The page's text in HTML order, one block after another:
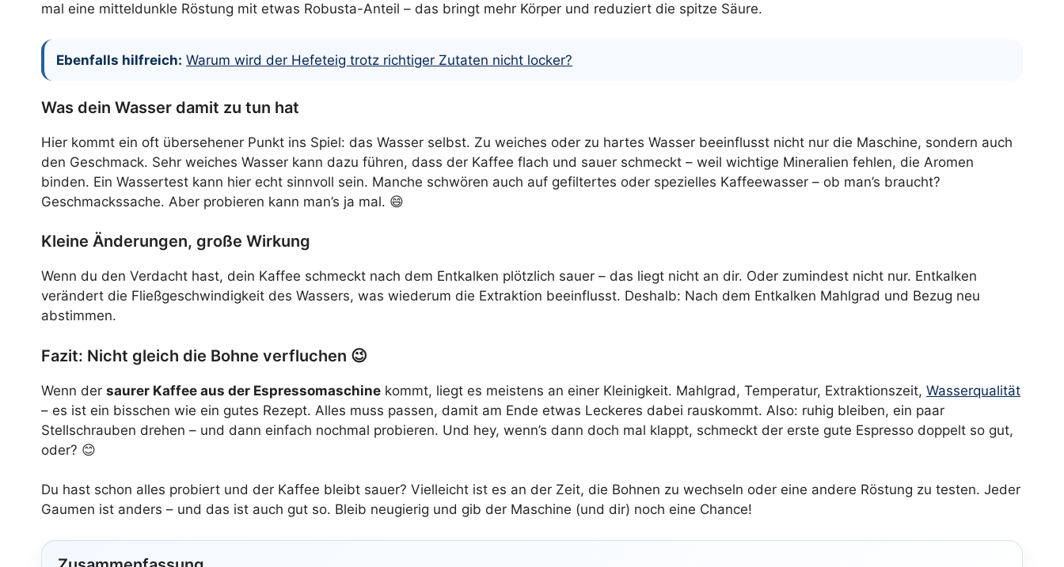
mal eine mitteldunkle Röstung mit etwas Robusta-Anteil – das bringt mehr Körper und reduziert die spitze Säure.
Ebenfalls hilfreich: Warum wird der Hefeteig trotz richtiger Zutaten nicht locker?
Was dein Wasser damit zu tun hat
Hier kommt ein oft übersehener Punkt ins Spiel: das Wasser selbst. Zu weiches oder zu hartes Wasser beeinflusst nicht nur die Maschine, sondern auch
den Geschmack. Sehr weiches Wasser kann dazu führen, dass der Kaffee flach und sauer schmeckt – weil wichtige Mineralien fehlen, die Aromen
binden. Ein Wassertest kann hier echt sinnvoll sein. Manche schwören auch auf gefiltertes oder spezielles Kaffeewasser – ob man’s braucht?
Geschmackssache. Aber probieren kann man’s ja mal. 😄
Kleine Änderungen, große Wirkung
Wenn du den Verdacht hast, dein Kaffee schmeckt nach dem Entkalken plötzlich sauer – das liegt nicht an dir. Oder zumindest nicht nur. Entkalken
verändert die Fließgeschwindigkeit des Wassers, was wiederum die Extraktion beeinflusst. Deshalb: Nach dem Entkalken Mahlgrad und Bezug neu
abstimmen.
Fazit: Nicht gleich die Bohne verfluchen 😉
Wenn der saurer Kaffee aus der Espressomaschine kommt, liegt es meistens an einer Kleinigkeit. Mahlgrad, Temperatur, Extraktionszeit, Wasserqualität
– es ist ein bisschen wie ein gutes Rezept. Alles muss passen, damit am Ende etwas Leckeres dabei rauskommt. Also: ruhig bleiben, ein paar
Stellschrauben drehen – und dann einfach nochmal probieren. Und hey, wenn’s dann doch mal klappt, schmeckt der erste gute Espresso doppelt so gut,
oder? 😊
Du hast schon alles probiert und der Kaffee bleibt sauer? Vielleicht ist es an der Zeit, die Bohnen zu wechseln oder eine andere Röstung zu testen. Jeder
Gaumen ist anders – und das ist auch gut so. Bleib neugierig und gib der Maschine (und dir) noch eine Chance!